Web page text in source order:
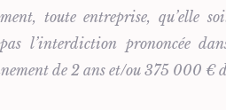
toute entreprise, qu’elle
pas l’interdiction prononcée
de 2 ans et/ou 375 000 €